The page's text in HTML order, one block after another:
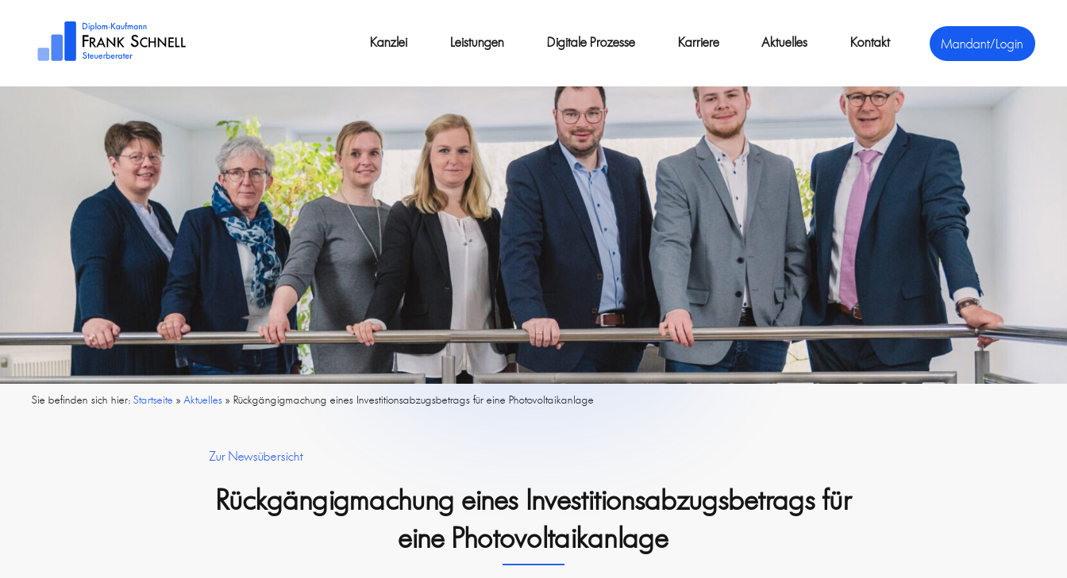
Mandant/Login
Kanzlei Leistungen Digitale Prozesse Karriere Aktuelles Kontakt
Sie befinden sich hier:Startseite »Aktuelles »Rückgängigmachung eines Investitionsabzugsbetrags für eine Photovoltaikanlage
Zur Newsübersicht
Rückgängigmachung eines Investitionsabzugsbetrags für
eine Photovoltaikanlage